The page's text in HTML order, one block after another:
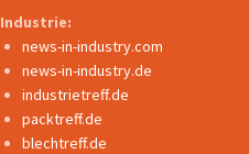
Industrie:
news-in-industry.com
news-in-industry.de
industrietreff.de
packtreff.de
blechtreff.de